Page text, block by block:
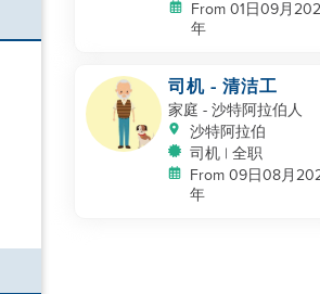
From 01日09月
年
司机 - 清洁工
家庭 - 沙特阿拉伯人
沙特阿拉伯
司机 | 全职
From 09日08月
年